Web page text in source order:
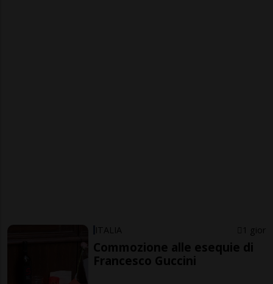
ITALIA 1 gior
Commozione alle esequie di
Francesco Guccini